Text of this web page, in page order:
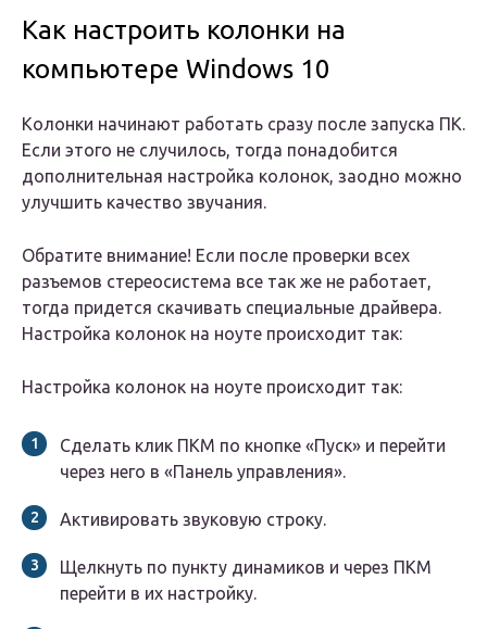
Как настроить колонки на
компьютере Windows 10
Колонки начинают работать сразу после запуска ПК.
Если этого не случилось, тогда понадобится
дополнительная настройка колонок, заодно можно
улучшить качество звучания.
Обратите внимание! Если после проверки всех
разъемов стереосистема все так же не работает,
тогда придется скачивать специальные драйвера.
Настройка колонок на ноуте происходит так:
Настройка колонок на ноуте происходит так:
Сделать клик ПКМ по кнопке «Пуск» и перейти
через него в «Панель управления».
Активировать звуковую строку.
Щелкнуть по пункту динамиков и через ПКМ
перейти в их настройку.